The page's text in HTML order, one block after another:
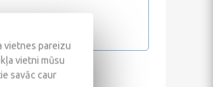
vietnes pareizu
vietni mūsu
savāc caur